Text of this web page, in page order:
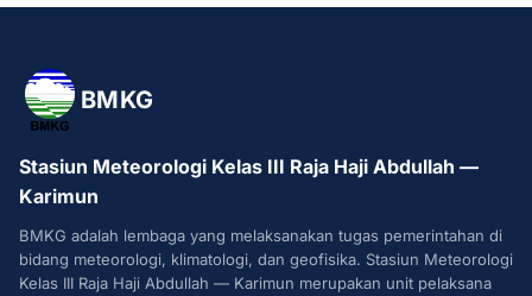
BMKG
Stasiun Meteorologi Kelas III Raja Haji Abdullah —
Karimun
BMKG adalah lembaga yang melaksanakan tugas pemerintahan di
bidang meteorologi, klimatologi, dan geofisika. Stasiun Meteorologi
Kelas III Raja Haji Abdullah — Karimun merupakan unit pelaksana